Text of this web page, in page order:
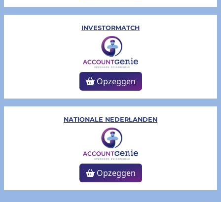
INVESTORMATCH
Opzeggen
NATIONALE NEDERLANDEN
Opzeggen